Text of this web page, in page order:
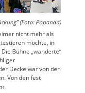
(Foto: Popanda)
nicht mehr als
möchte, in
Bühne „wanderte“
Decke war von der
Von den fest